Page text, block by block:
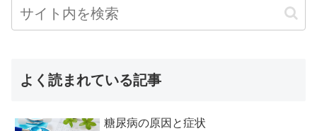
よく読まれている記事
糖尿病の原因と症状